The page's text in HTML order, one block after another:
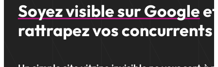
Soyez visible sur Google
rattrapez vos concurrents